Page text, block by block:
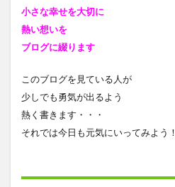
小さな幸せを大切に
熱い想いを
ブログに綴ります
このブログを見ている人が
少しでも勇気が出るよう
熱く書きます・・・
それでは今日も元気にいってみよう！